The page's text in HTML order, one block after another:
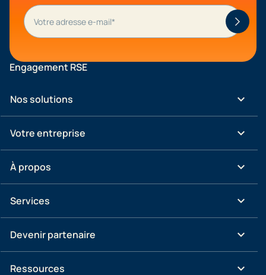
Engagement RSE
Nos solutions keyboard_arrow_down
Votre entreprise keyboard_arrow_down
À propos keyboard_arrow_down
Services keyboard_arrow_down
Devenir partenaire keyboard_arrow_down
Ressources keyboard_arrow_down